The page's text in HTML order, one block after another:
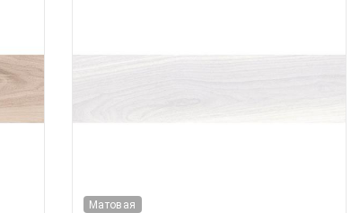
Матовая